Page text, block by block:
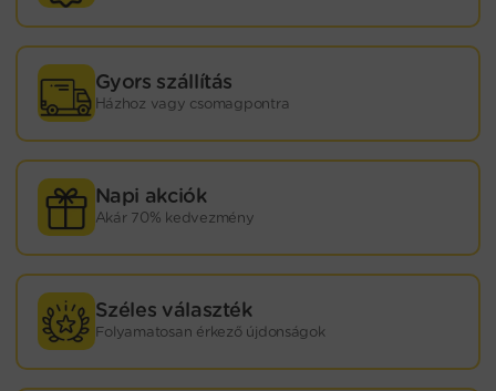
Gyors szállítás
Házhoz vagy csomagpontra
Napi akciók
Akár 70% kedvezmény
Széles választék
Folyamatosan érkező újdonságok